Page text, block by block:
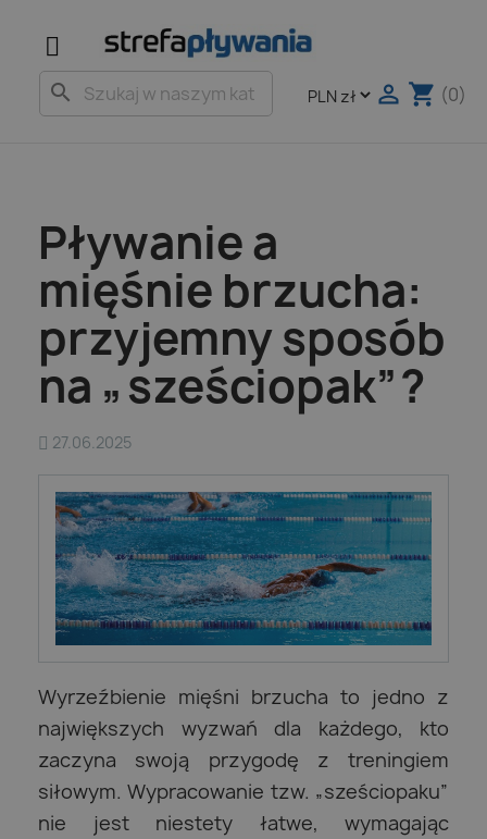
search shopping_cart (0)

Pływanie a
mięśnie brzucha:
przyjemny sposób
na „sześciopak”?
27.06.2025
Wyrzeźbienie mięśni brzucha to jedno z
największych wyzwań dla każdego, kto
zaczyna swoją przygodę z treningiem
siłowym. Wypracowanie tzw. „sześciopaku”
nie jest niestety łatwe, wymagając